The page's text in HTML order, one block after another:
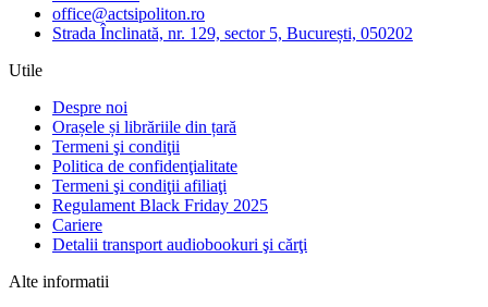
office@actsipoliton.ro
Strada Înclinată, nr. 129, sector 5, București, 050202
Utile
Despre noi
Orașele și librăriile din țară
Termeni şi condiţii
Politica de confidenţialitate
Termeni şi condiţii afiliaţi
Regulament Black Friday 2025
Cariere
Detalii transport audiobookuri şi cărţi
Alte informatii